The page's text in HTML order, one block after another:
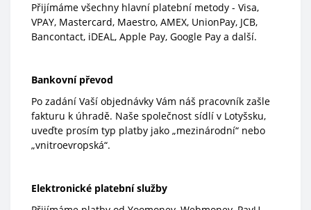
Přijímáme všechny hlavní platební metody - Visa,
VPAY, Mastercard, Maestro, AMEX, UnionPay, JCB,
Bancontact, iDEAL, Apple Pay, Google Pay a další.
Bankovní převod
Po zadání Vaší objednávky Vám náš pracovník zašle
fakturu k úhradě. Naše společnost sídlí v Lotyšsku,
uveďte prosím typ platby jako „mezinárodní“ nebo
„vnitroevropská“.
Elektronické platební služby